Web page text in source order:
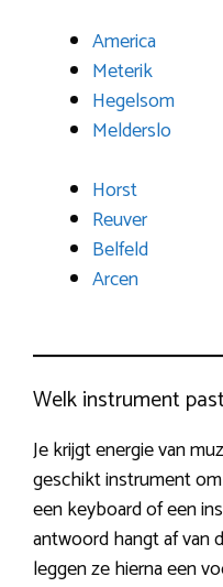
America
Meterik
Hegelsom
Melderslo
Horst
Reuver
Belfeld
Arcen
Welk instrument
Je krijgt energie van
geschikt instrument
een keyboard of een
antwoord hangt af van
leggen ze hierna een